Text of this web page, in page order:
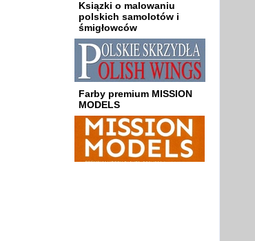
Ksiązki o malowaniu
polskich samolotów i
śmigłowców
Farby premium MISSION
MODELS